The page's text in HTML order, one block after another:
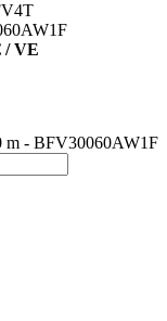
/ VE
m - BFV30060AW1F